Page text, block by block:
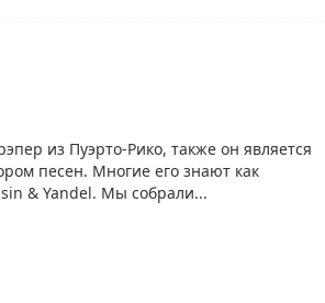
из Пуэрто-Рико, также он является
песен. Многие его знают как
& Yandel. Мы собрали...